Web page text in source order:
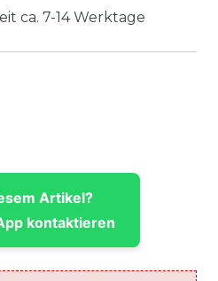
ca. 7-14 Werktage
Artikel?
kontaktieren